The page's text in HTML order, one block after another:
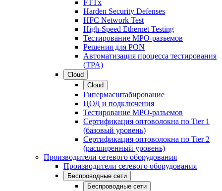
FTTx
Harden Security Defenses
HFC Network Test
High-Speed Ethernet Testing
Тестирование МРО-разъемов
Решения для PON
Автоматизация процесса тестирования
(TPA)
Cloud
Cloud
Гипермасштабирование
ЦОД и подключения
Тестирование МРО-разъемов
Сертификация оптоволокна по Tier 1
(базовый уровень)
Сертификация оптоволокна по Tier 2
(расширенный уровень)
Производители сетевого оборудования
Производители сетевого оборудования
Беспроводные сети
Беспроводные сети